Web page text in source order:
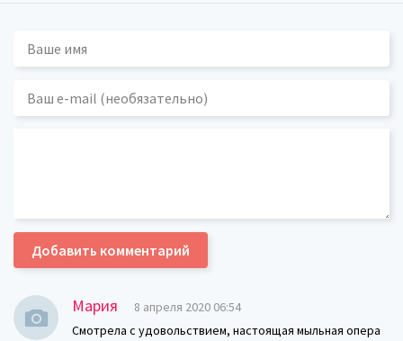
Добавить комментарий
Мария
8 апреля 2020 06:54
Смотрела с удовольствием, настоящая мыльная опера